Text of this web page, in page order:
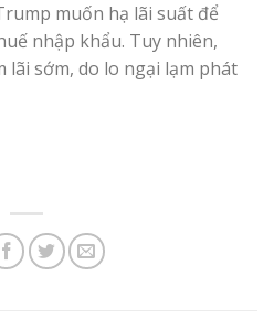
muốn hạ lãi suất để
nhập khẩu. Tuy nhiên,
lãi sớm, do lo ngại lạm phát